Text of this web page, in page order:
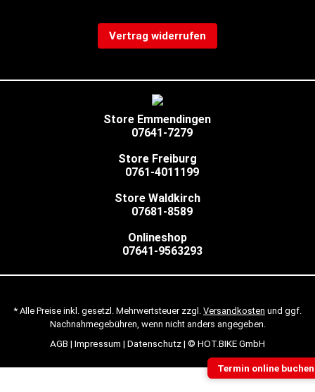
Termin online buchen
Vertrag widerrufen
Store Emmendingen
07641-7279
Store Freiburg
0761-4011199
Store Waldkirch
07681-8589
Onlineshop
07641-9563293
* Alle Preise inkl. gesetzl. Mehrwertsteuer zzgl. Versandkosten und ggf.
Nachnahmegebühren, wenn nicht anders angegeben.
AGB | Impressum | Datenschutz| © HOT.BIKE GmbH